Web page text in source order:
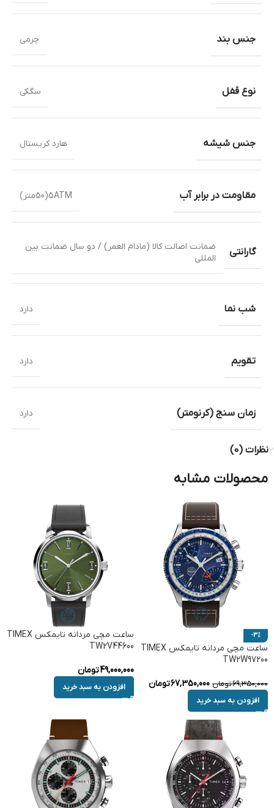
جنس بند چرمی
نوع قفل سگکی
جنس شیشه هارد کریستال
مقاومت در برابر آب 5ATM(50متر)
گارانتی
ضمانت اصالت کالا (مادام العمر) / دو سال ضمانت بین
المللی
شب نما دارد
تقویم دارد
زمان سنج (کرنومتر) دارد
نظرات (0)
محصولات مشابه
-3%
ساعت مچی مردانه تایمکس TIMEX
TW2W97200
69,350,000تومان 67,350,000تومان
افزودن به سبد خرید
ساعت مچی مردانه تایمکس TIMEX
TW2V44600
49,000,000تومان
افزودن به سبد خرید